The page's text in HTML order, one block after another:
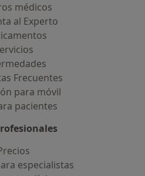
médicos
al Experto
Frecuentes
para móvil
pacientes
especialistas